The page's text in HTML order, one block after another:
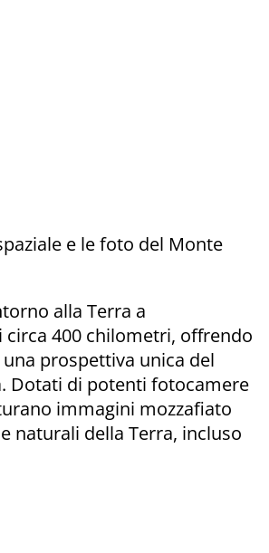
e le foto del Monte
alla Terra a
circa 400 chilometri, offrendo
prospettiva unica del
Dotati di potenti fotocamere
immagini mozzafiato
naturali della Terra, incluso